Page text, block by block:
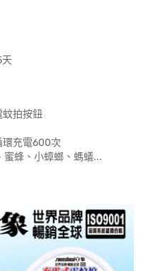
蚊拍按鈕
環充電600次
蜂、小蟑螂、螞蟻...